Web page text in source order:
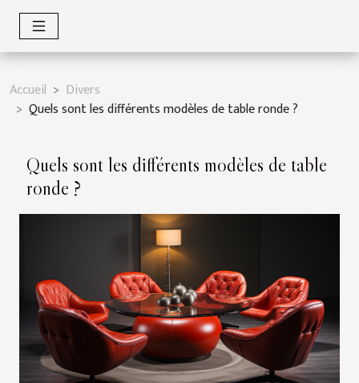
Accueil
Divers
Quels sont les différents modèles de table ronde ?
Quels sont les différents modèles de table
ronde ?